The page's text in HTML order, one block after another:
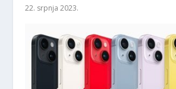
22. srpnja 2023.